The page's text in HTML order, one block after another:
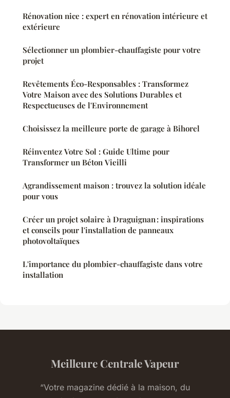
Rénovation nice : expert en rénovation intérieure et
extérieure
Sélectionner un plombier-chauffagiste pour votre
projet
Revêtements Éco-Responsables : Transformez
Votre Maison avec des Solutions Durables et
Respectueuses de l'Environnement
Choisissez la meilleure porte de garage à Bihorel
Réinventez Votre Sol : Guide Ultime pour
Transformer un Béton Vieilli
Agrandissement maison : trouvez la solution idéale
pour vous
Créer un projet solaire à Draguignan : inspirations
et conseils pour l'installation de panneaux
photovoltaïques
L'importance du plombier-chauffagiste dans votre
installation
Meilleure Centrale Vapeur
“Votre magazine dédié à la maison, du